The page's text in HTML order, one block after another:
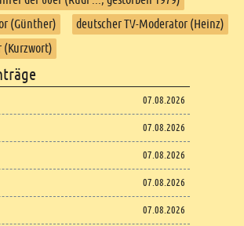
(Günther)
deutscher TV-Moderator (Heinz)
(Kurzwort)
07.08.2026
07.08.2026
07.08.2026
07.08.2026
07.08.2026